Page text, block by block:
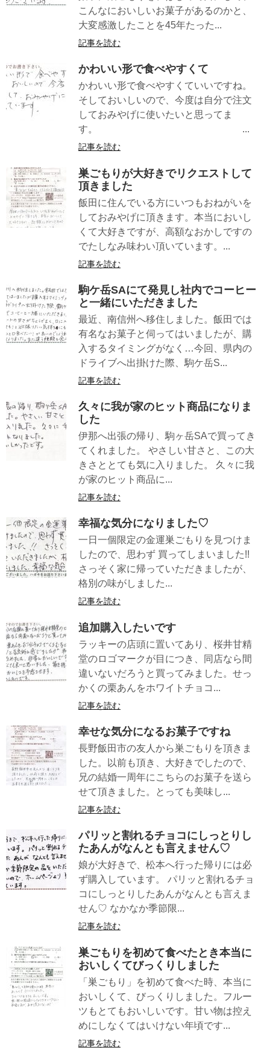
こんなにおいしいお菓子があるのかと、
大変感激したことを45年たった...
記事を読む
かわいい形で食べやすくて
かわいい形で食べやすくていいですね。
そしておいしいので、今度は自分で注文
しておみやげに使いたいと思ってま
す。 ...
記事を読む
巣ごもりが大好きでリクエストして
頂きました
飯田に住んでいる方にいつもおねがいを
しておみやげに頂きます。本当においし
くて大好きですが、高額なおかしですの
でたしなみ味わい頂いています。...
記事を読む
駒ケ岳SAにて発見し社内でコーヒー
と一緒にいただきました
最近、南信州へ移住しました。飯田では
有名なお菓子と伺ってはいましたが、購
入するタイミングがなく…今回、県内の
ドライブへ出掛けた際、駒ケ岳S...
記事を読む
久々に我が家のヒット商品になりま
した
伊那へ出張の帰り、駒ヶ岳SAで買ってき
てくれました。 やさしい甘さと、この大
きさととても気に入りました。 久々に我
が家のヒット商品に...
記事を読む
幸福な気分になりました♡
一日一個限定の金運巣ごもりを見つけま
したので、思わず 買ってしまいました!!
さっそく家に帰っていただきましたが、
格別の味がしました...
記事を読む
追加購入したいです
ラッキーの店頭に置いてあり、桜井甘精
堂のロゴマークが目につき、同店なら間
違いないだろうと買ってみました。せっ
かくの栗あんをホワイトチョコ...
記事を読む
幸せな気分になるお菓子ですね
長野飯田市の友人から巣ごもりを頂きま
した。以前も頂き、大好きでしたので、
兄の結婚一周年にこちらのお菓子を送ら
せて頂きました。とっても美味し...
記事を読む
パリッと割れるチョコにしっとりし
たあんがなんとも言えません♡
娘が大好きで、松本へ行った帰りには必
ず購入しています。 パリッと割れるチョ
コにしっとりしたあんがなんとも言えま
せん♡ なかなか季節限...
記事を読む
巣ごもりを初めて食べたとき本当に
おいしくてびっくりしました
「巣ごもり」を初めて食べた時、本当に
おいしくて、びっくりしました。フルー
ツもとてもおいしいです。甘い物は控え
めにしなくてはいけない年頃です...
記事を読む